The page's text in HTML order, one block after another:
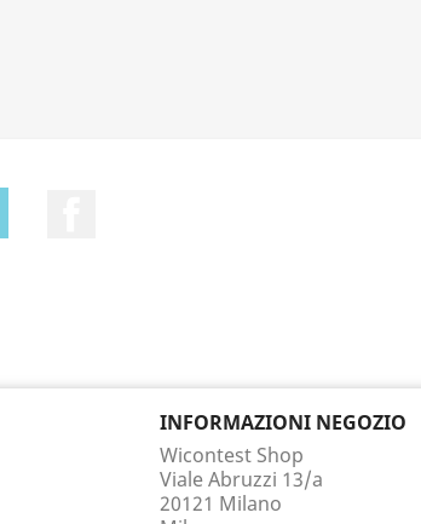
INFORMAZIONI NEGOZIO
Wicontest Shop
Viale Abruzzi 13/a
20121 Milano